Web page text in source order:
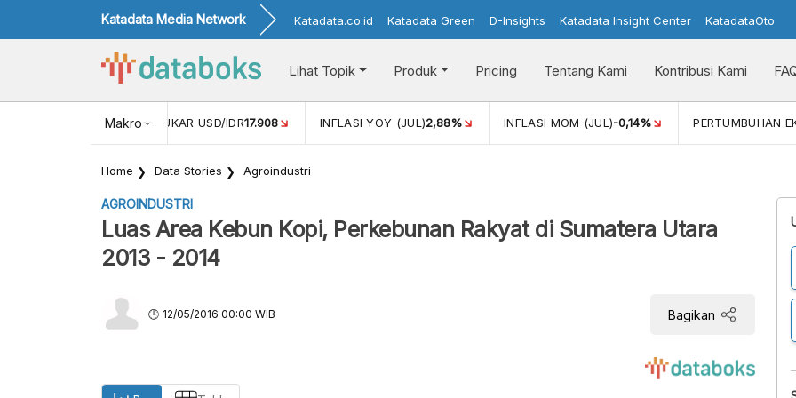
Katadata Media Network Katadata.co.id Katadata Green D-Insights Katadata Insight Center KatadataOto
Lihat Topik Produk Pricing Tentang Kami Kontribusi Kami
Makro
NILAI TUKAR USD/IDR17.908 INFLASI YOY (JUL)2,88% INFLASI MOM (JUL)-0,14% PERTUMBUHAN
Home Data Stories Agroindustri
AGROINDUSTRI
Luas Area Kebun Kopi, Perkebunan Rakyat di Sumatera Utara
2013 - 2014
12/05/2016 00:00 WIB Bagikan